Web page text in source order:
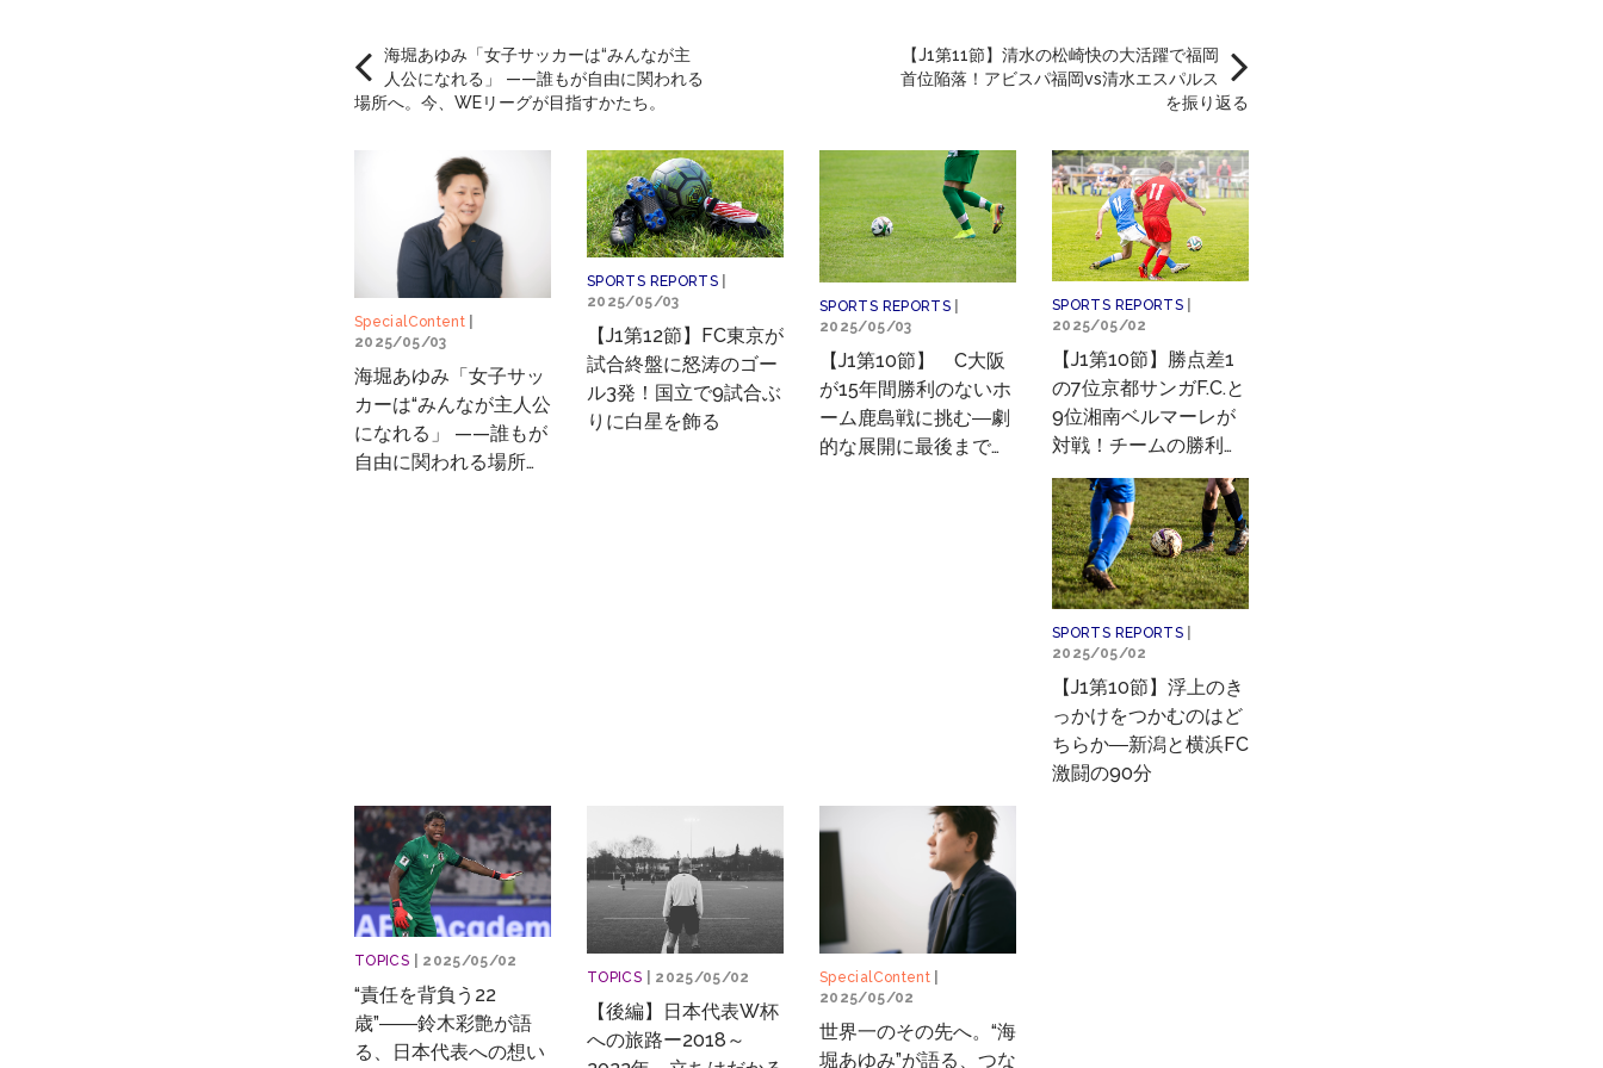
海堀あゆみ「女子サッカーは“みんなが主
人公になれる」 ——誰もが自由に関われる
場所へ。今、WEリーグが目指すかたち。
【J1第11節】清水の松崎快の大活躍で福岡
首位陥落！アビスパ福岡vs清水エスパルス
を振り返る
SpecialContent
2025/05/03
海堀あゆみ「女子サッ
カーは“みんなが主人公
になれる」 ——誰もが
自由に関われる場所
SPORTS REPORTS
2025/05/03
【J1第12節】FC東京が
試合終盤に怒涛のゴー
ル3発！国立で9試合ぶ
りに白星を飾る
SPORTS REPORTS
2025/05/03
【J1第10節】 C大阪
が15年間勝利のないホ
ーム鹿島戦に挑む―劇
的な展開に最後まで目
SPORTS REPORTS
2025/05/02
【J1第10節】勝点差1
の7位京都サンガF.C.と
9位湘南ベルマーレが
対戦！チームの勝利に
最も貢献した選手は
SPORTS REPORTS
2025/05/02
【J1第10節】浮上のき
っかけをつかむのはど
ちらか―新潟と横浜FC
激闘の90分
TOPICS | 2025/05/02
“責任を背負う22
歳”――鈴木彩艶が語
る、日本代表への想い
TOPICS | 2025/05/02
【後編】日本代表W杯
への旅路ー2018～
SpecialContent
2025/05/02
世界一のその先へ。“海
堀あゆみ”が語る、つな